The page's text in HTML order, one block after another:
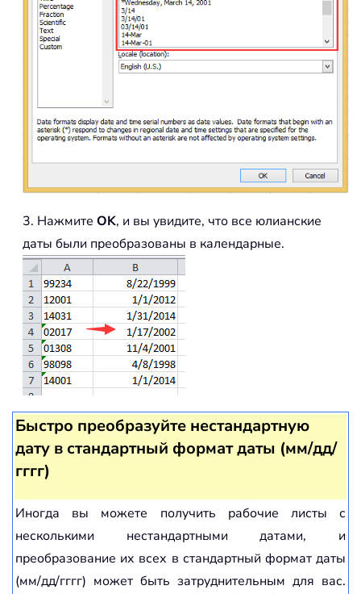
3. Нажмите OK, и вы увидите, что все юлианские
даты были преобразованы в календарные.
Быстро преобразуйте нестандартную
дату в стандартный формат даты (мм/дд/
гггг)
Иногда вы можете получить рабочие листы с
несколькими нестандартными датами, и
преобразование их всех в стандартный формат даты
(мм/дд/гггг) может быть затруднительным для вас.